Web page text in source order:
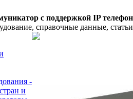
с поддержкой IP
справочные данные,
-
и